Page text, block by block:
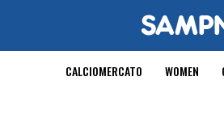
CALCIOMERCATO WOMEN